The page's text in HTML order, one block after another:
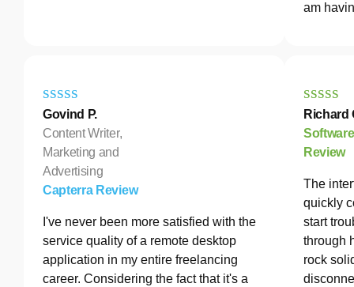
am
Govind P.
Content Writer,
Marketing and
Advertising
Capterra Review
I've never been more satisfied with the
service quality of a remote desktop
application in my entire freelancing
career. Considering the fact that it's a
Richard
Review
The
quickly
start
through
rock